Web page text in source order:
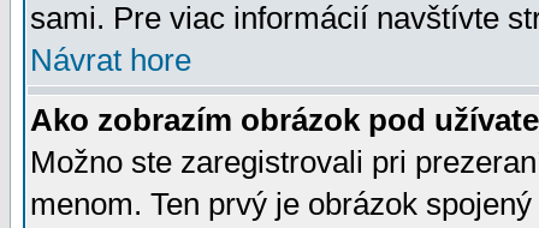
sami. Pre viac informácií navštívte
Návrat hore
Ako zobrazím obrázok pod
Možno ste zaregistrovali pri
menom. Ten prvý je obrázok